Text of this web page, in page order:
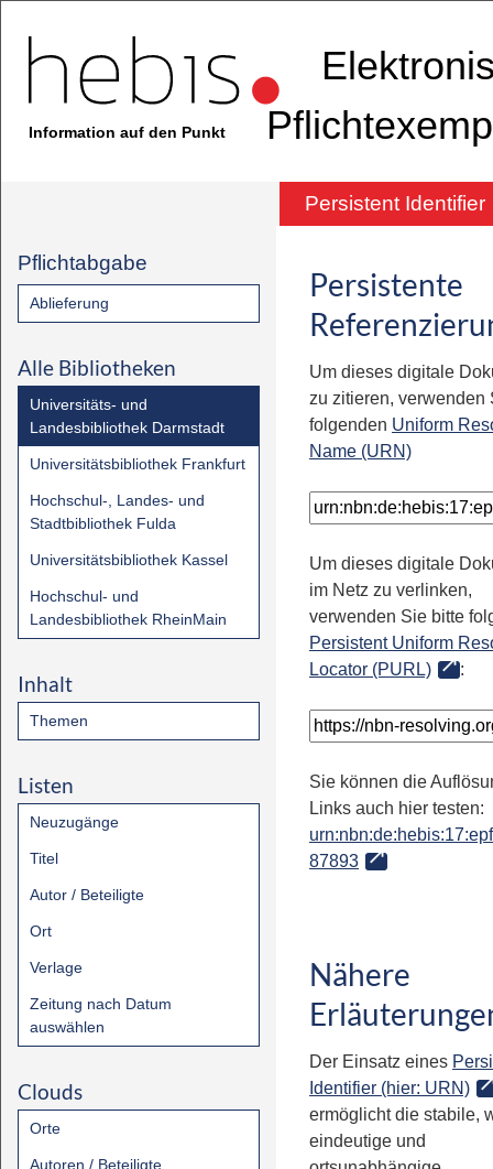
Information auf den Punkt
Persistent Identifier
Pflichtabgabe
Ablieferung
Alle Bibliotheken
Universitäts- und
Landesbibliothek Darmstadt
Universitätsbibliothek Frankfurt
Hochschul-, Landes- und
Stadtbibliothek Fulda
Universitätsbibliothek Kassel
Hochschul- und
Landesbibliothek RheinMain
Inhalt
Themen
Listen
Neuzugänge
Titel
Autor / Beteiligte
Ort
Verlage
Zeitung nach Datum
auswählen
Clouds
Orte
Autoren / Beteiligte
Persistente
Um dieses digitale
zu zitieren, verwenden
folgenden Uniform
Name (URN)
Um dieses digitale
im Netz zu verlinken,
verwenden Sie bitte
Persistent Uniform
Locator (PURL)
:
Sie können die
Links auch hier testen:
87893
Nähere
Der Einsatz eines
Identifier (hier: URN)
ermöglicht die stabile,
eindeutige und